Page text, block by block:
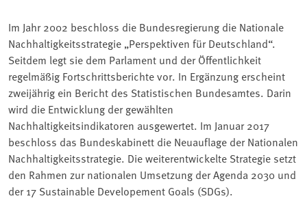
Im Jahr 2002 beschloss die Bundesregierung die Nationale
Nachhaltigkeitsstrategie „Perspektiven für Deutschland“.
Seitdem legt sie dem Parlament und der Öffentlichkeit
regelmäßig Fortschrittsberichte vor. In Ergänzung erscheint
zweijährig ein Bericht des Statistischen Bundesamtes. Darin
wird die Entwicklung der gewählten
Nachhaltigkeitsindikatoren ausgewertet. Im Januar 2017
beschloss das Bundeskabinett die Neuauflage der Nationalen
Nachhaltigkeitsstrategie. Die weiterentwickelte Strategie setzt
den Rahmen zur nationalen Umsetzung der Agenda 2030 und
der 17 Sustainable Developement Goals (SDGs).